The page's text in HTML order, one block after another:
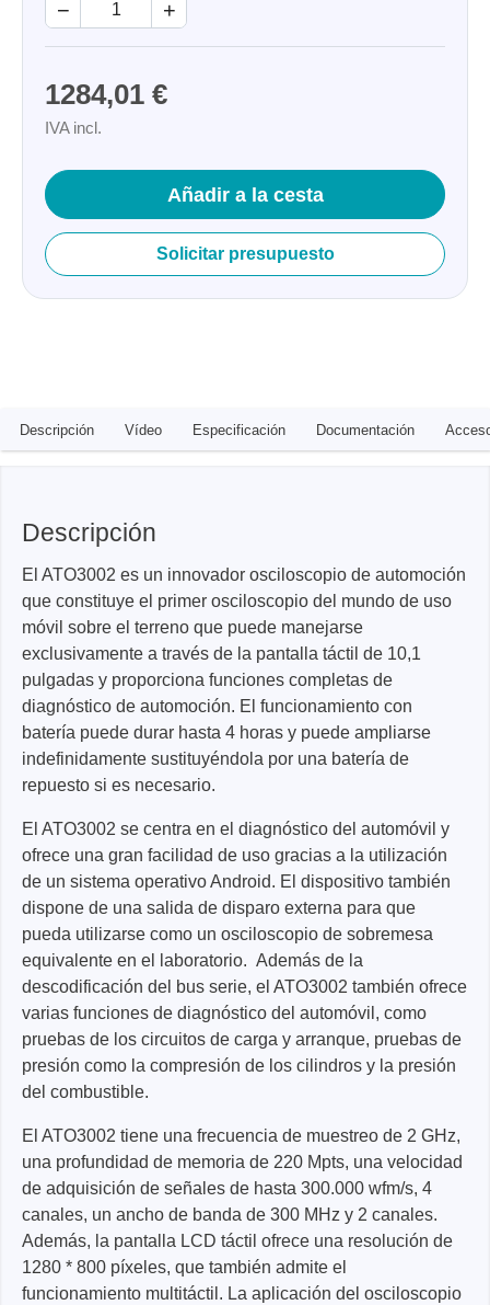
− +
1284,01 €
IVA incl.
Añadir a la cesta
Solicitar presupuesto
Descripción Vídeo Especificación Documentación
Descripción
El ATO3002 es un innovador osciloscopio de automoción
que constituye el primer osciloscopio del mundo de uso
móvil sobre el terreno que puede manejarse
exclusivamente a través de la pantalla táctil de 10,1
pulgadas y proporciona funciones completas de
diagnóstico de automoción. El funcionamiento con
batería puede durar hasta 4 horas y puede ampliarse
indefinidamente sustituyéndola por una batería de
repuesto si es necesario.
El ATO3002 se centra en el diagnóstico del automóvil y
ofrece una gran facilidad de uso gracias a la utilización
de un sistema operativo Android. El dispositivo también
dispone de una salida de disparo externa para que
pueda utilizarse como un osciloscopio de sobremesa
equivalente en el laboratorio. Además de la
descodificación del bus serie, el ATO3002 también ofrece
varias funciones de diagnóstico del automóvil, como
pruebas de los circuitos de carga y arranque, pruebas de
presión como la compresión de los cilindros y la presión
del combustible.
El ATO3002 tiene una frecuencia de muestreo de 2 GHz,
una profundidad de memoria de 220 Mpts, una velocidad
de adquisición de señales de hasta 300.000 wfm/s, 4
canales, un ancho de banda de 300 MHz y 2 canales.
Además, la pantalla LCD táctil ofrece una resolución de
1280 * 800 píxeles, que también admite el
funcionamiento multitáctil. La aplicación del osciloscopio